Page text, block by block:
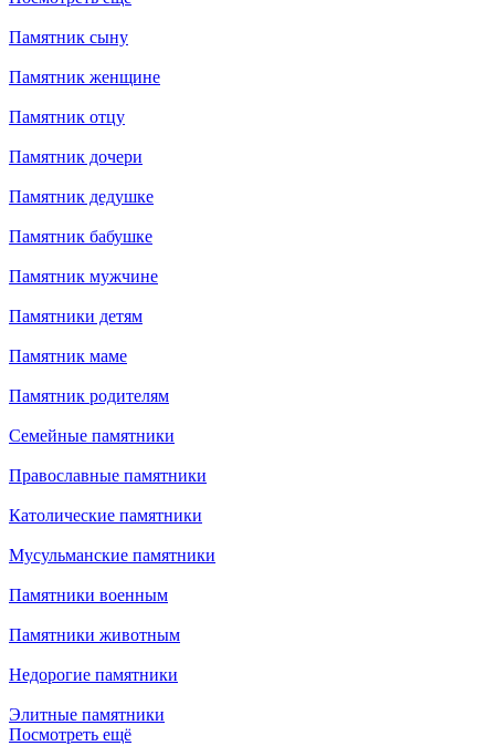
Памятник сыну
Памятник женщине
Памятник отцу
Памятник дочери
Памятник дедушке
Памятник бабушке
Памятник мужчине
Памятники детям
Памятник маме
Памятник родителям
Семейные памятники
Православные памятники
Католические памятники
Мусульманские памятники
Памятники военным
Памятники животным
Недорогие памятники
Элитные памятники
Посмотреть ещё